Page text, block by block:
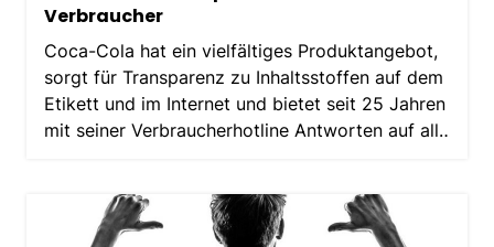
Verbraucher
Coca-Cola hat ein vielfältiges Produktangebot,
sorgt für Transparenz zu Inhaltsstoffen auf dem
Etikett und im Internet und bietet seit 25 Jahren
mit seiner Verbraucherhotline Antworten auf alle